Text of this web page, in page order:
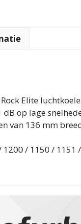
Elite
op lage
van 136 mm
/ 1150 / 1151